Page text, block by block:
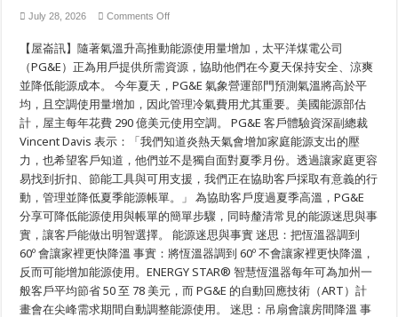
July 28, 2026 Comments Offon
省
電
好
方
法：
PG&E
為
客
戶
供
單
步
驟，
節
夏
季
能
【屋崙訊】隨著氣溫升高推動能源使用量增加，太平洋煤電公司
（PG&E）正為用戶提供所需資源，協助他們在今夏天保持安全、涼爽
並降低能源成本。 今年夏天，PG&E 氣象營運部門預測氣溫將高於平
均，且空調使用量增加，因此管理冷氣費用尤其重要。美國能源部估
計，屋主每年花費 290 億美元使用空調。 PG&E 客戶體驗資深副總裁
Vincent Davis 表示：「我們知道炎熱天氣會增加家庭能源支出的壓
力，也希望客戶知道，他們並不是獨自面對夏季月份。透過讓家庭更容
易找到折扣、節能工具與可用支援，我們正在協助客戶採取有意義的行
動，管理並降低夏季能源帳單。」 為協助客戶度過夏季高溫，PG&E
分享可降低能源使用與帳單的簡單步驟，同時釐清常見的能源迷思與事
實，讓客戶能做出明智選擇。 能源迷思與事實 迷思：把恆溫器調到
60º 會讓家裡更快降溫 事實：將恆溫器調到 60º 不會讓家裡更快降溫，
反而可能增加能源使用。ENERGY STAR® 智慧恆溫器每年可為加州一
般客戶平均節省 50 至 78 美元，而 PG&E 的自動回應技術（ART）計
畫會在尖峰需求期間自動調整能源使用。 迷思：吊扇會讓房間降溫 事